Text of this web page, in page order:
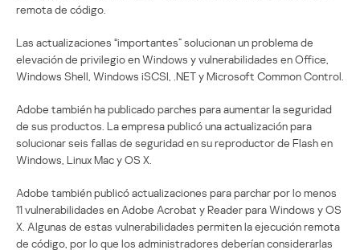
remota de código.
Las actualizaciones “importantes” solucionan un problema de
elevación de privilegio en Windows y vulnerabilidades en Office,
Windows Shell, Windows iSCSI, .NET y Microsoft Common Control.
Adobe también ha publicado parches para aumentar la seguridad
de sus productos. La empresa publicó una actualización para
solucionar seis fallas de seguridad en su reproductor de Flash en
Windows, Linux Mac y OS X.
Adobe también publicó actualizaciones para parchar por lo menos
11 vulnerabilidades en Adobe Acrobat y Reader para Windows y OS
X. Algunas de estas vulnerabilidades permiten la ejecución remota
de código, por lo que los administradores deberían considerarlas